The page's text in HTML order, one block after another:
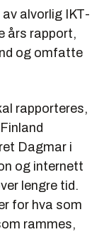
alvorlig IKT-
års rapport,
og omfatte
rapporteres,
Dagmar i
og internett
lengre tid.
for hva som
rammes,